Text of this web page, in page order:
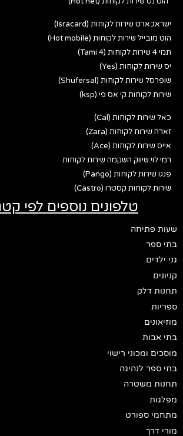
ישראכארט שירות לקוחות (Isracard)
הוט מובייל שירות לקוחות (Hot mobile)
תמי 4 שירות לקוחות (Tami 4)
יס שירות לקוחות (Yes)
שופרסל שירות לקוחות (Shufersal)
שירות לקוחות קי אס פי (ksp)
כאל שירות לקוחות (Cal)
זארה שירות לקוחות (Zara)
אייס שירות לקוחות (Ace)
רמי לוי שיווק השקמה שירות לקוחות
פנגו שירות לקוחות (Pango)
שירות לקוחות קסטרו (Castro)
טלפונים נוספים לפי
שעות פתיחה
בתי ספר
גני ילדים
קניונים
תחנות דלק
ספריות
מוזיאונים
בתי אבות
מוסכים ומכוני רישוי
בתי ספר לנהיגה
תחנות משטרה
מפלגות
מתחמי ספורט
מורי דרך